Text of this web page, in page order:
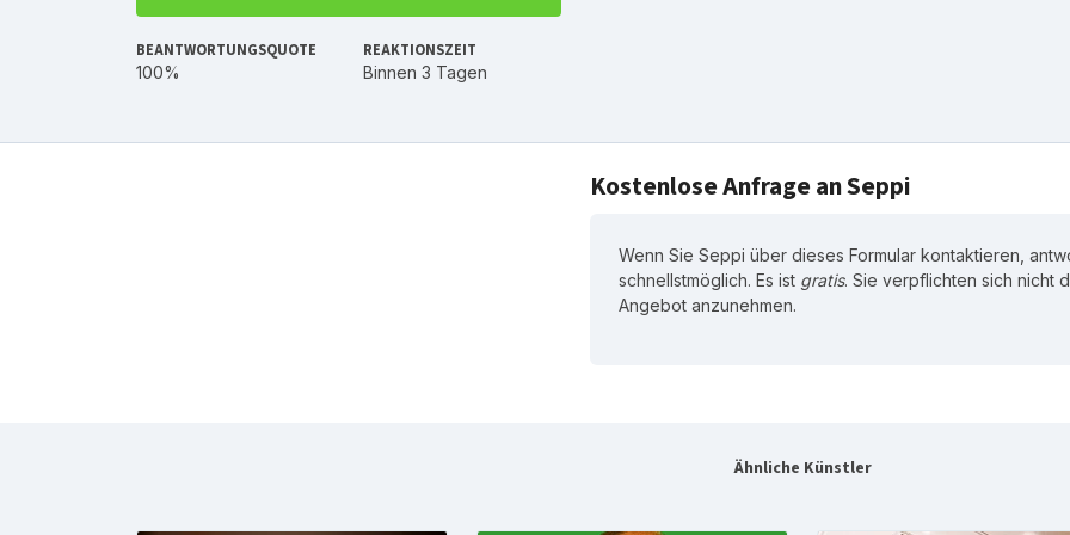
BEANTWORTUNGSQUOTE
100%
REAKTIONSZEIT
Binnen 3 Tagen
Kostenlose Anfrage an Seppi
Wenn Sie Seppi über dieses Formular kontaktieren,
schnellstmöglich. Es ist gratis. Sie verpflichten sich nicht
Angebot anzunehmen.
Ähnliche Künstler